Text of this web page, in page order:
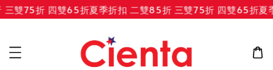
雙75折 四雙65折夏季折扣 二雙85折 三雙75折 四雙65折夏